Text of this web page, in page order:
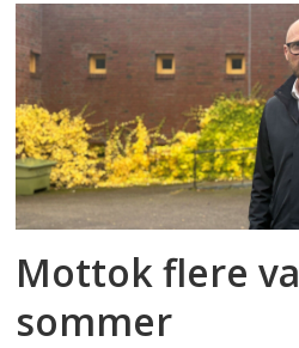
Mottok flere
sommer